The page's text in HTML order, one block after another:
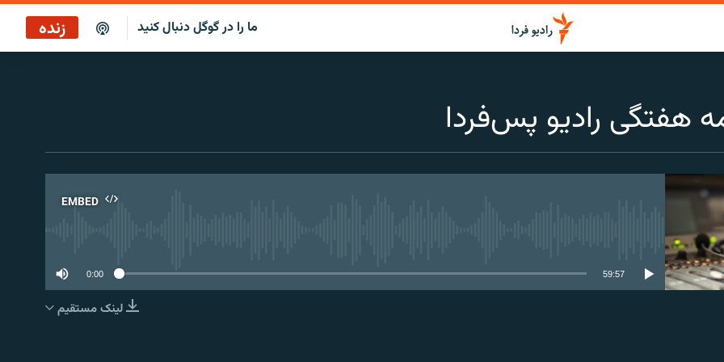
ما را در گوگل دنبال کنید زنده
ساعت ۱۴
هفتگی رادیو پس‌فردا
EMBED
EMBED
0:00 59:57
لینک مستقیم